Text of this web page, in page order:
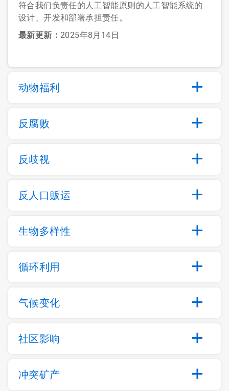
符合我们负责任的人工智能原则的人工智能系统的
设计、开发和部署承担责任。
最新更新： 2025年8月14日
动物福利
反腐败
反歧视
反人口贩运
生物多样性
循环利用
气候变化
社区影响
冲突矿产